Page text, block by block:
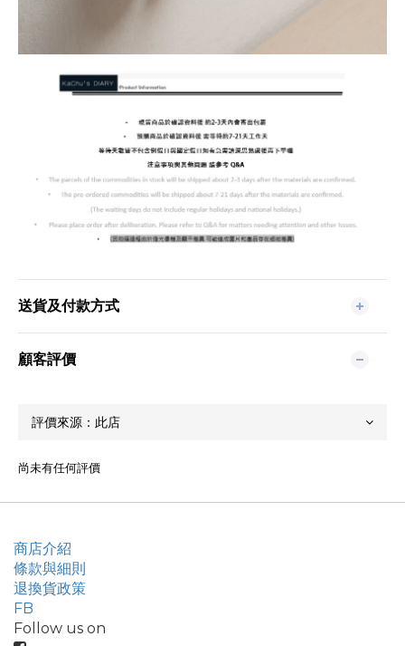
送貨及付款方式
顧客評價
尚未有任何評價
商店介紹
條款與細則
退換貨政策
FB
Follow us on